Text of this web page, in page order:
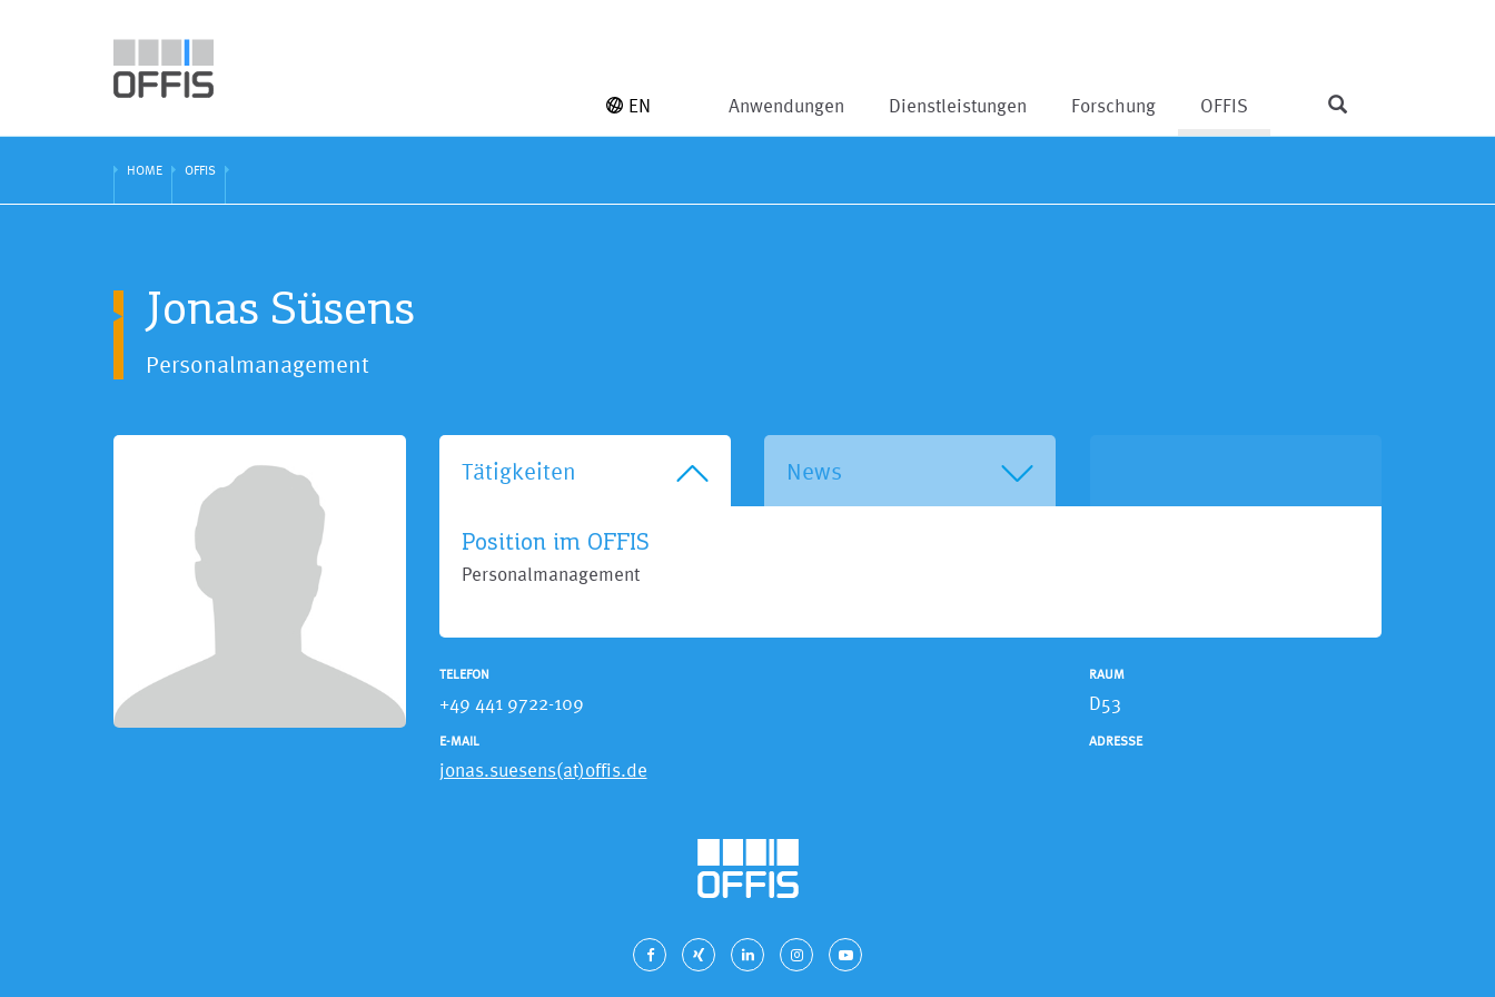
Anwendungen Dienstleistungen Forschung OFFIS
EN
HOME OFFIS
Jonas Süsens
Personalmanagement
Tätigkeiten News
Position im OFFIS
Personalmanagement
TELEFON
+49 441 9722-109
E-MAIL
jonas.suesens(at)offis.de
RAUM
D53
ADRESSE